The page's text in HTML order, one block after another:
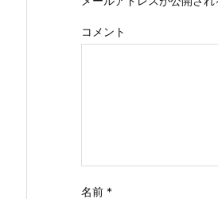
コメント
名前 *